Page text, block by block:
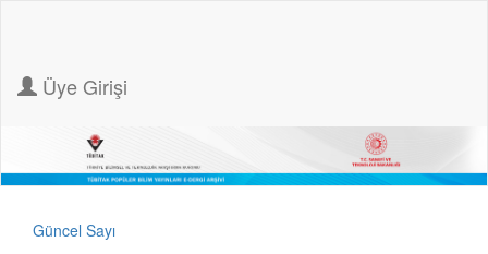
Üye Girişi
Güncel Sayı